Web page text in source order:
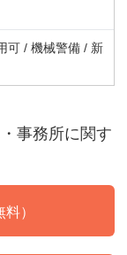
可 / 機械警備 / 新
事務所に関す
料）